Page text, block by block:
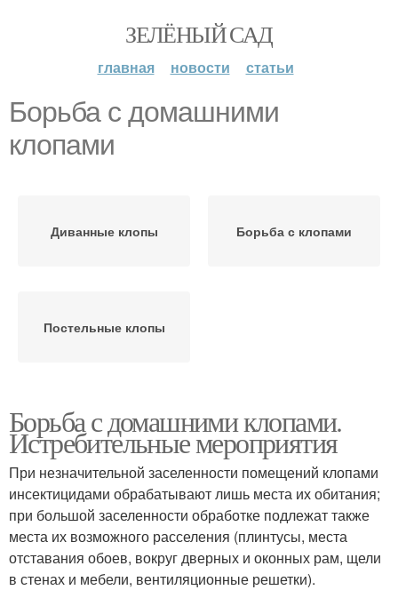
ЗЕЛЁНЫЙ САД
главная новости статьи
Борьба с домашними
клопами
Диванные клопы Борьба с клопами
Постельные клопы
Борьба с домашними клопами.
Истребительные мероприятия
При незначительной заселенности помещений клопами
инсектицидами обрабатывают лишь места их обитания;
при большой заселенности обработке подлежат также
места их возможного расселения (плинтусы, места
отставания обоев, вокруг дверных и оконных рам, щели
в стенах и мебели, вентиляционные решетки).